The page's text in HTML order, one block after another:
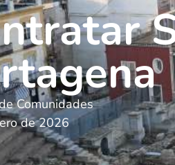
Comunidades
de 2026